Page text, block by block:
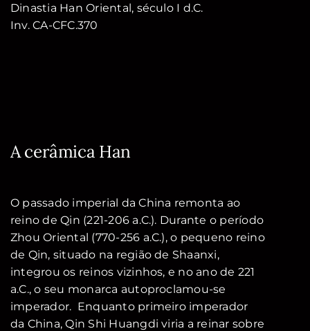
Dinastia Han Oriental, século I d.C.
Inv. CA-CFC.370
A cerâmica Han
O passado imperial da China remonta ao
reino de Qin (221-206 a.C.). Durante o período
Zhou Oriental (770-256 a.C.), o pequeno reino
de Qin, situado na região de Shaanxi,
integrou os reinos vizinhos, e no ano de 221
a.C., o seu monarca autoproclamou-se
imperador. Enquanto primeiro imperador
da China, Qin Shi Huangdi viria a reinar sobre